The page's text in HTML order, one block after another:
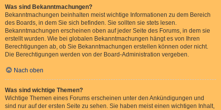
Was sind Bekanntmachungen?
Bekanntmachungen beinhalten meist wichtige Informationen zu dem Bereich
des Boards, in dem Sie sich befinden. Sie sollten sie stets lesen.
Bekanntmachungen erscheinen oben auf jeder Seite des Forums, in dem sie
erstellt wurden. Wie bei globalen Bekanntmachungen hängt es von Ihren
Berechtigungen ab, ob Sie Bekanntmachungen erstellen können oder nicht.
Die Berechtigungen werden von der Board-Administration vergeben.
Nach oben
Was sind wichtige Themen?
Wichtige Themen eines Forums erscheinen unter den Ankündigungen und
sind nur auf der ersten Seite zu sehen. Sie haben meist einen wichtigen Inhalt,